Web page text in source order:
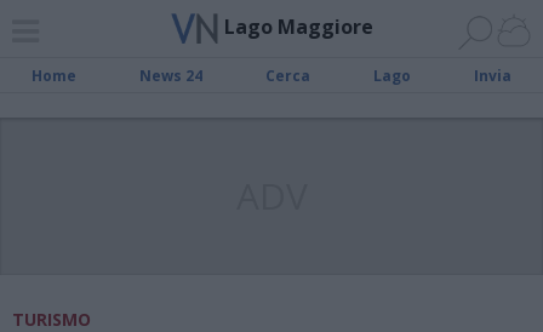
Lago Maggiore
Home News 24 Cerca Lago Invia
TURISMO